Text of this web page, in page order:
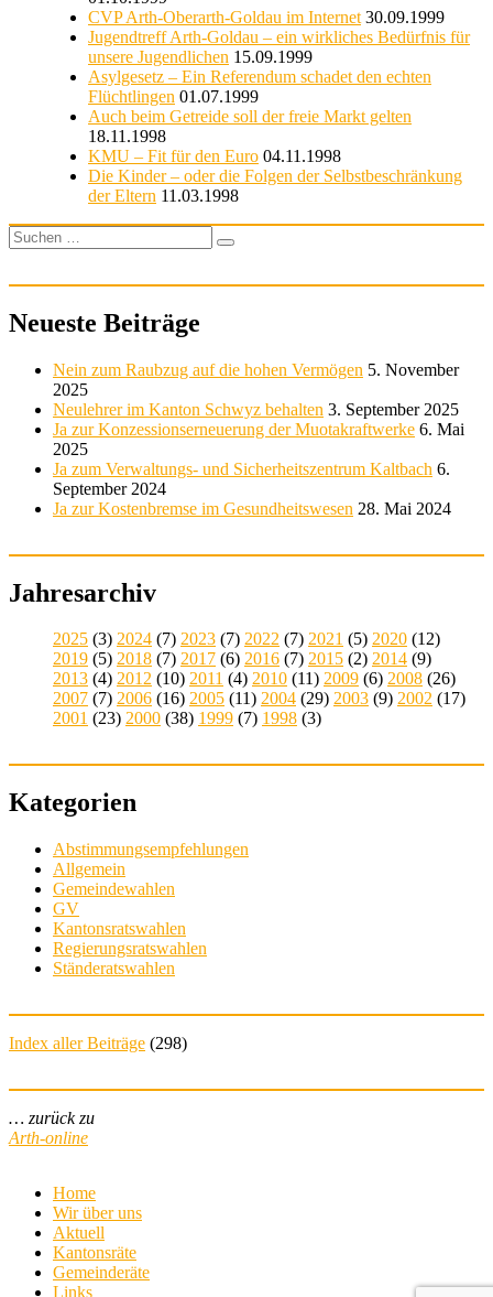
CVP Arth-Oberarth-Goldau im Internet 30.09.1999
Jugendtreff Arth-Goldau – ein wirkliches Bedürfnis für
unsere Jugendlichen 15.09.1999
Asylgesetz – Ein Referendum schadet den echten
Flüchtlingen 01.07.1999
Auch beim Getreide soll der freie Markt gelten
18.11.1998
KMU – Fit für den Euro 04.11.1998
Die Kinder – oder die Folgen der Selbstbeschränkung
der Eltern 11.03.1998
Suchen
nach:
Suchen
Neueste Beiträge
Nein zum Raubzug auf die hohen Vermögen 5. November
2025
Neulehrer im Kanton Schwyz behalten 3. September 2025
Ja zur Konzessionserneuerung der Muotakraftwerke 6. Mai
2025
Ja zum Verwaltungs- und Sicherheitszentrum Kaltbach 6.
September 2024
Ja zur Kostenbremse im Gesundheitswesen 28. Mai 2024
Jahresarchiv
2025 (3) 2024 (7) 2023 (7) 2022 (7) 2021 (5) 2020 (12)
2019 (5) 2018 (7) 2017 (6) 2016 (7) 2015 (2) 2014 (9)
2013 (4) 2012 (10) 2011 (4) 2010 (11) 2009 (6) 2008 (26)
2007 (7) 2006 (16) 2005 (11) 2004 (29) 2003 (9) 2002 (17)
2001 (23) 2000 (38) 1999 (7) 1998 (3)
Kategorien
Abstimmungsempfehlungen
Allgemein
Gemeindewahlen
GV
Kantonsratswahlen
Regierungsratswahlen
Ständeratswahlen
Index aller Beiträge (298)
… zurück zu
Arth-online
Home
Wir über uns
Aktuell
Kantonsräte
Gemeinderäte
Links